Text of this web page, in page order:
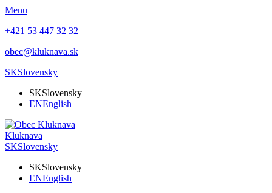
Menu
+421 53 447 32 32
obec@kluknava.sk
SKSlovensky
SKSlovensky
ENEnglish
Kluknava
SKSlovensky
SKSlovensky
ENEnglish